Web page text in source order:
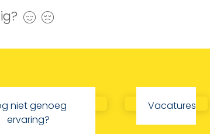
Ja
niet genoeg
ervaring?
Vacatures